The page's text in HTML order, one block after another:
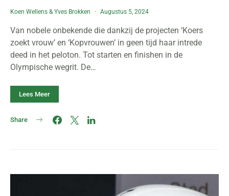
Koen Wellens &Yves Brokken Augustus 5, 2024
Van nobele onbekende die dankzij de projecten ‘Koers
zoekt vrouw’ en ‘Kopvrouwen’ in geen tijd haar intrede
deed in het peloton. Tot starten en finishen in de
Olympische wegrit. De…
Lees Meer
Share